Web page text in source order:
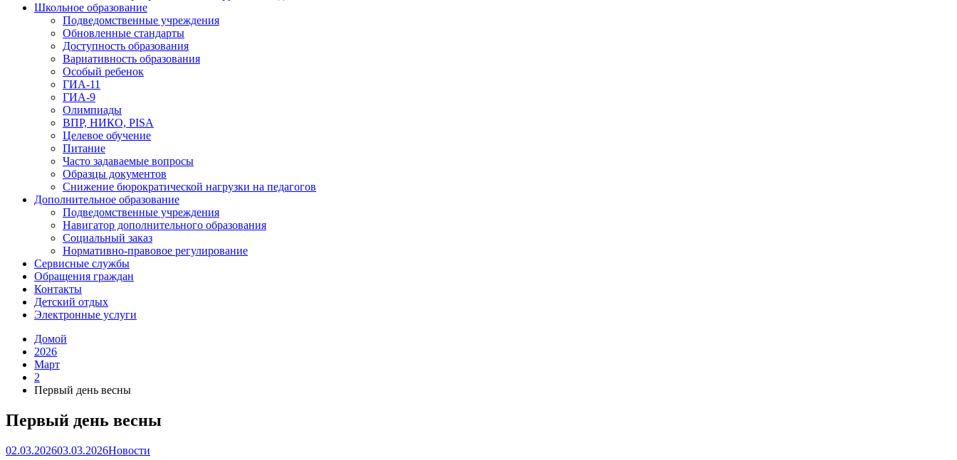
Школьное образование
Подведомственные учреждения
Обновленные стандарты
Доступность образования
Вариативность образования
Особый ребенок
ГИА-11
ГИА-9
Олимпиады
ВПР, НИКО, PISA
Целевое обучение
Питание
Часто задаваемые вопросы
Образцы документов
Снижение бюрократической нагрузки на педагогов
Дополнительное образование
Подведомственные учреждения
Навигатор дополнительного образования
Социальный заказ
Нормативно-правовое регулирование
Сервисные службы
Обращения граждан
Контакты
Детский отдых
Электронные услуги
Домой
2026
Март
2
Первый день весны
Первый день весны
02.03.202603.03.2026Новости